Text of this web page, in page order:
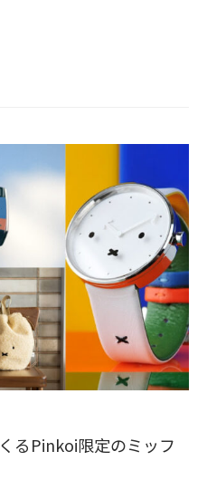
るPinkoi限定のミッフ